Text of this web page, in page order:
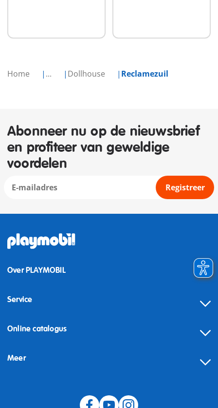
Home ... Dollhouse Reclamezuil
Abonneer nu op de nieuwsbrief
en profiteer van geweldige
voordelen
Registreer
Over PLAYMOBIL
Service
Online catalogus
Meer